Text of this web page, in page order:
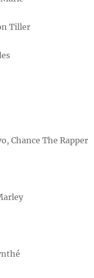
Tiller
Chance The Rapper